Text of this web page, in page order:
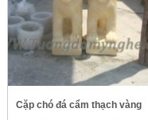
Cặp chó đá cẩm thạch vàng